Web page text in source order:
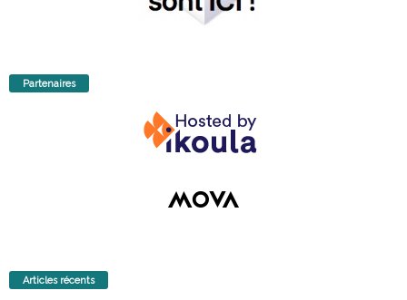
Partenaires
Articles récents